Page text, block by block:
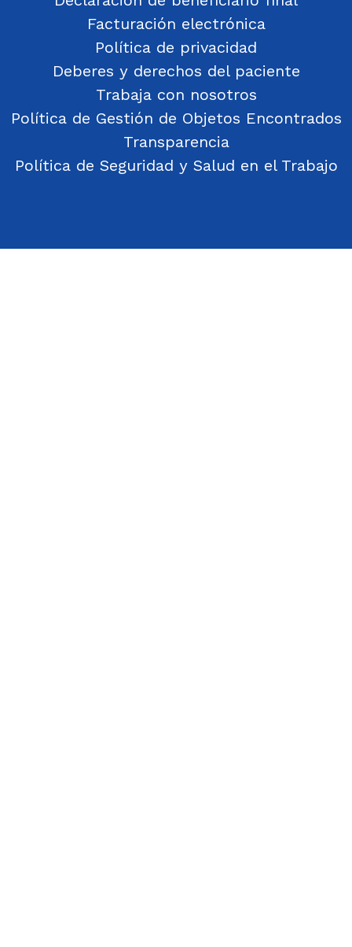
Facturación electrónica
Política de privacidad
Deberes y derechos del paciente
Trabaja con nosotros
Política de Gestión de Objetos Encontrados
Transparencia
Política de Seguridad y Salud en el Trabajo